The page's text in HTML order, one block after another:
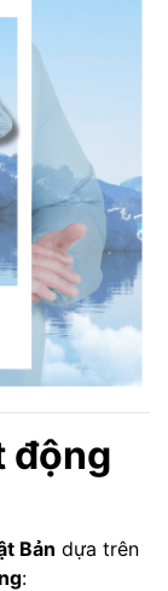
động
Bản dựa trên
: